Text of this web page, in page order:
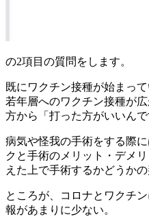
の2項目の質問をします。
既にワクチン接種が始まっ
若年層へのワクチン接種が
方から「打った方がいいん
病気や怪我の手術をする際
クと手術のメリット・デメ
えた上で手術するかどうか
ところが、コロナとワクチ
報があまりに少ない。